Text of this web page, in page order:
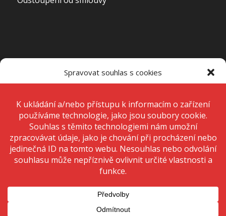
Spravovat souhlas s cookies
technologie, jako jsou soubory cookie. Děláme to, abychom zlepšili
zážitek z prohlížení a zobrazovali personalizované reklamy. Souhlas s
těmito technologiemi nám umožní zpracovávat údaje, jako je chování
při procházení nebo jedinečná ID na tomto webu. Nesouhlas nebo
odvolání souhlasu může nepříznivě ovlivnit určité vlastnosti a funkce.
Přijmout
Odmítnout
Zobrazit předvolby
Pondělí – Pátek7:00 – 15:00
SobotaZavřeno
Neděle Zavřeno
© 2020 Copyright - KRIŽAN - safetyshop